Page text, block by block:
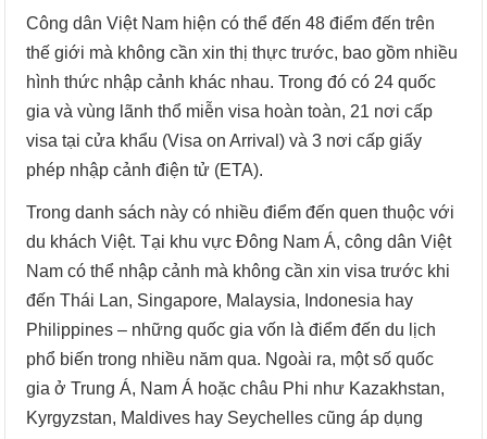
Công dân Việt Nam hiện có thể đến 48 điểm đến trên
thế giới mà không cần xin thị thực trước, bao gồm nhiều
hình thức nhập cảnh khác nhau. Trong đó có 24 quốc
gia và vùng lãnh thổ miễn visa hoàn toàn, 21 nơi cấp
visa tại cửa khẩu (Visa on Arrival) và 3 nơi cấp giấy
phép nhập cảnh điện tử (ETA).
Trong danh sách này có nhiều điểm đến quen thuộc với
du khách Việt. Tại khu vực Đông Nam Á, công dân Việt
Nam có thể nhập cảnh mà không cần xin visa trước khi
đến Thái Lan, Singapore, Malaysia, Indonesia hay
Philippines – những quốc gia vốn là điểm đến du lịch
phổ biến trong nhiều năm qua. Ngoài ra, một số quốc
gia ở Trung Á, Nam Á hoặc châu Phi như Kazakhstan,
Kyrgyzstan, Maldives hay Seychelles cũng áp dụng